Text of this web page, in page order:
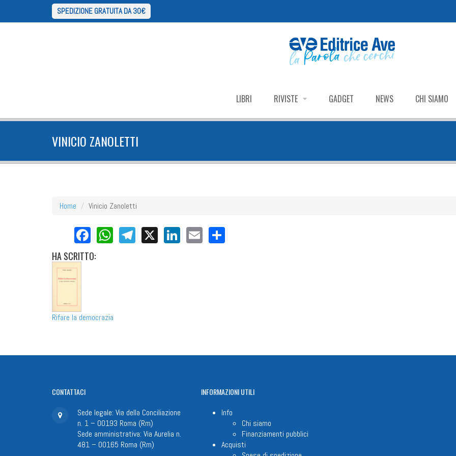
SPEDIZIONE GRATUITA DA 30€
LIBRI RIVISTE GADGET NEWS CHI SIAMO
VINICIO ZANOLETTI
Home Vinicio Zanoletti
Facebook
WhatsApp
Telegram
X LinkedIn
Email
HASCRITTO:
Rifare la democrazia
CONTATTACI
Sede legale: Via della Conciliazione
n. 1 – 00193 Roma (Rm)
Sede amministrativa: Via Aurelia n.
481 – 00165 Roma (Rm)
INFORMAZIONIUTILI
Info
Chi siamo
Finanziamenti pubblici
Acquisti